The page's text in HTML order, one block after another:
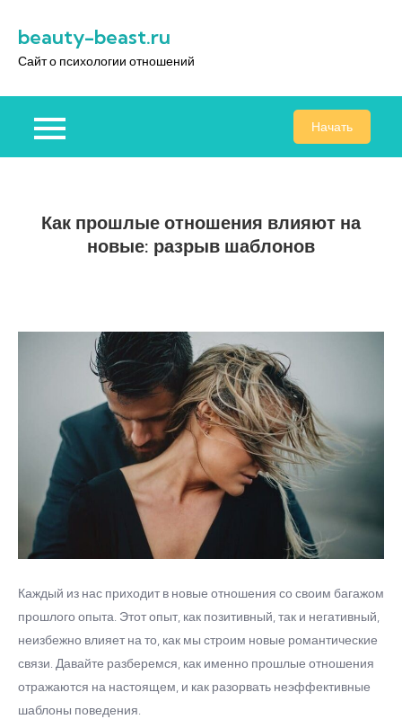
содержимому
beauty-beast.ru
Сайт о психологии отношений
Начать
Как прошлые отношения влияют на
новые: разрыв шаблонов
Каждый из нас приходит в новые отношения со своим багажом
прошлого опыта. Этот опыт, как позитивный, так и негативный,
неизбежно влияет на то, как мы строим новые романтические
связи. Давайте разберемся, как именно прошлые отношения
отражаются на настоящем, и как разорвать неэффективные
шаблоны поведения.